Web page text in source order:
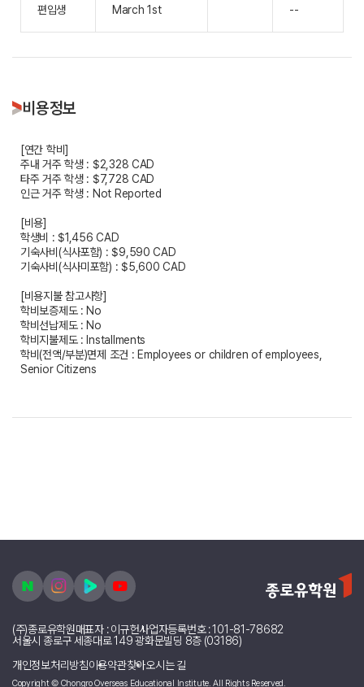
편입생 March 1st --
비용정보
[연간 학비]
주내 거주 학생 : $2,328 CAD
타주 거주 학생 : $7,728 CAD
인근 거주 학생 : Not Reported
[비용]
학생비 : $1,456 CAD
기숙사비(식사포함) : $9,590 CAD
기숙사비(식사미포함) : $5,600 CAD
[비용지불 참고사항]
학비보증제도 : No
학비선납제도 : No
학비지불제도 : Installments
학비(전액/부분)면제 조건 : Employees or children of employees,
Senior Citizens
(주)종로유학원대표자 : 이규헌사업자등록번호 : 101-81-78682
서울시 종로구 세종대로 149 광화문빌딩 8층 (03186)
개인정보처리방침이용약관찾아오시는 길
Copyright © Chongro Overseas Educational Institute. All Rights Reserved.